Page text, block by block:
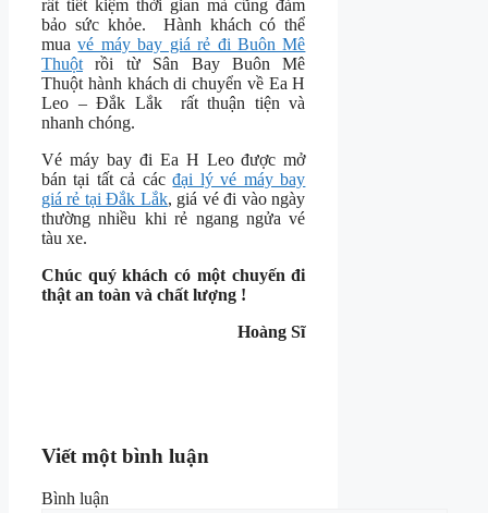
rất tiết kiệm thời gian mà cũng đảm
bảo sức khỏe. Hành khách có thể
muavé máy bay giá rẻ đi Buôn Mê
Thuột rồi từ Sân Bay Buôn Mê
Thuột hành khách di chuyển về Ea H
Leo – Đắk Lắk rất thuận tiện và
nhanh chóng.
Vé máy bay đi Ea H Leo được mở
bán tại tất cả cácđại lý vé máy bay
giá rẻ tại Đắk Lắk, giá vé đi vào ngày
thường nhiều khi rẻ ngang ngửa vé
tàu xe.
Chúc quý khách có một chuyến đi
thật an toàn và chất lượng !
Hoàng Sĩ
Viết một bình luận
Bình luận